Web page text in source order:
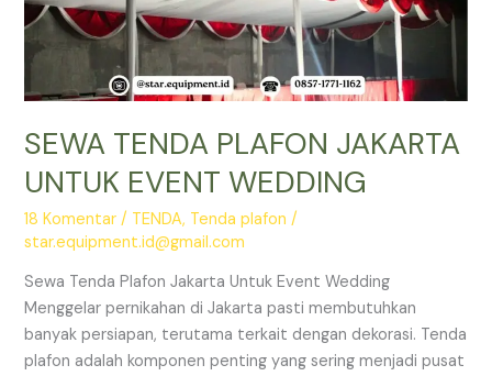
SEWA TENDA PLAFON JAKARTA
UNTUK EVENT WEDDING
18 Komentar / TENDA, Tenda plafon /
star.equipment.id@gmail.com
Sewa Tenda Plafon Jakarta Untuk Event Wedding
Menggelar pernikahan di Jakarta pasti membutuhkan
banyak persiapan, terutama terkait dengan dekorasi. Tenda
plafon adalah komponen penting yang sering menjadi pusat